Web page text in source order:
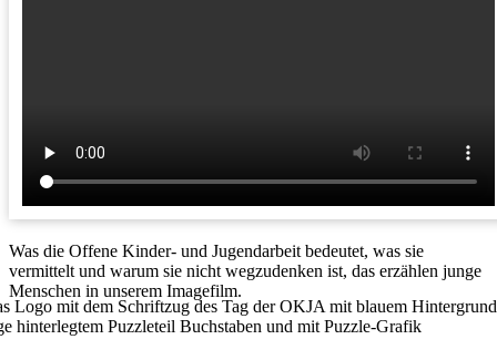
Was die Offene Kinder- und Jugendarbeit bedeutet, was sie
vermittelt und warum sie nicht wegzudenken ist, das erzählen junge
Menschen in unserem Imagefilm.